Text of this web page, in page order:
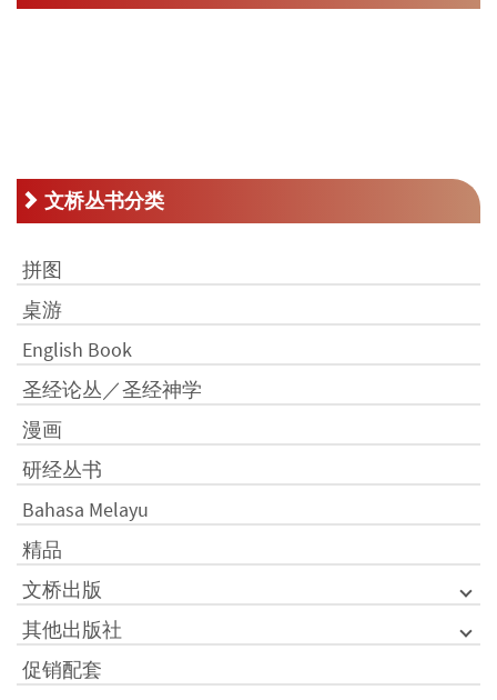
文桥丛书分类
拼图
桌游
English Book
圣经论丛／圣经神学
漫画
研经丛书
Bahasa Melayu
精品
文桥出版
其他出版社
促销配套